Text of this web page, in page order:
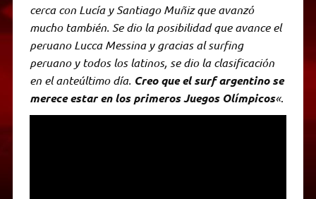
cerca con Lucía y Santiago Muñiz que avanzó
mucho también. Se dio la posibilidad que avance el
peruano Lucca Messina y gracias al surfing
peruano y todos los latinos, se dio la clasificación
en el anteúltimo día. Creo que el surf argentino se
merece estar en los primeros Juegos Olímpicos«.